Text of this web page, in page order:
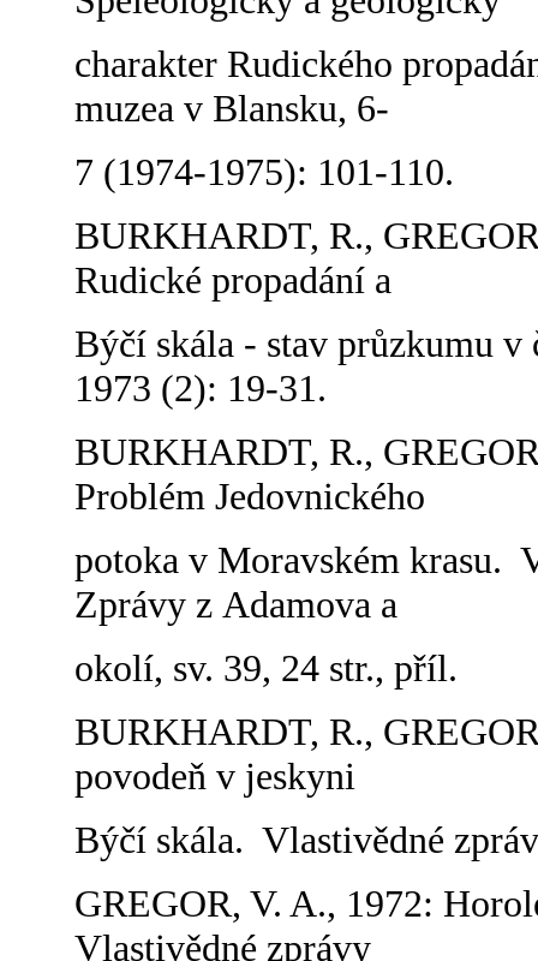
charakter Rudického
muzea v Blansku, 6-
7 (1974-1975): 101-110.
BURKHARDT, R.,
Rudické propadání a
Býčí skála - stav průzkumu
1973 (2): 19-31.
BURKHARDT, R.,
Problém Jedovnického
potoka v Moravském krasu.
Zprávy z Adamova a
okolí, sv. 39, 24 str., příl.
BURKHARDT, R.,
povodeň v jeskyni
Býčí skála. Vlastivědné
GREGOR, V. A., 1972:
Vlastivědné zprávy